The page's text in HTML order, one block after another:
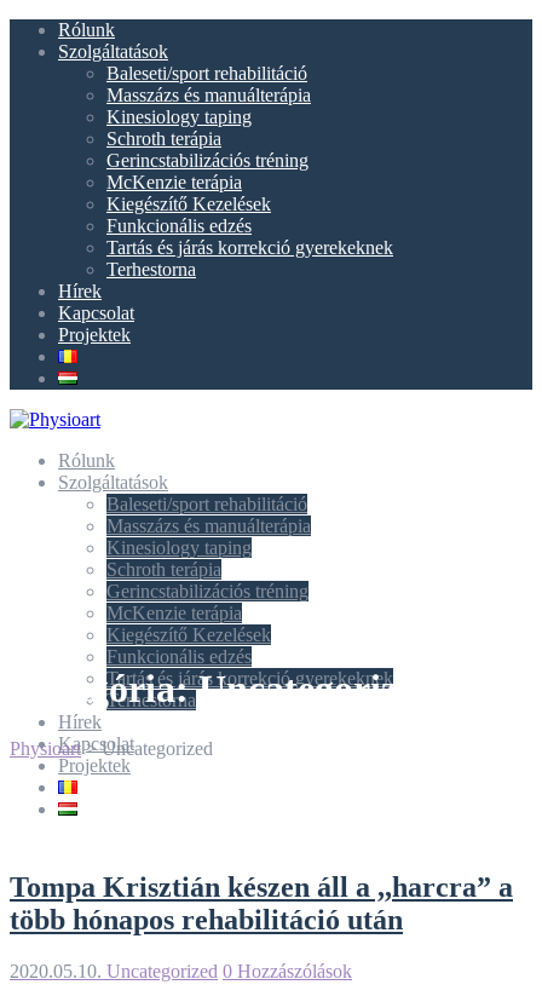
Rólunk
Szolgáltatások
Baleseti/sport rehabilitáció
Masszázs és manuálterápia
Kinesiology taping
Schroth terápia
Gerincstabilizációs tréning
McKenzie terápia
Kiegészítő Kezelések
Funkcionális edzés
Tartás és járás korrekció gyerekeknek
Terhestorna
Hírek
Kapcsolat
Projektek
Rólunk
Szolgáltatások
Baleseti/sport rehabilitáció
Masszázs és manuálterápia
Kinesiology taping
Schroth terápia
Gerincstabilizációs tréning
McKenzie terápia
Kiegészítő Kezelések
Funkcionális edzés
Tartás és járás korrekció gyerekeknek
Terhestorna
Hírek
Kapcsolat
Projektek
Kategória:Uncategorized
Physioart>Uncategorized
Tompa Krisztián készen áll a ,,harcra” a
több hónapos rehabilitáció után
2020.05.10. Uncategorized 0 Hozzászólások